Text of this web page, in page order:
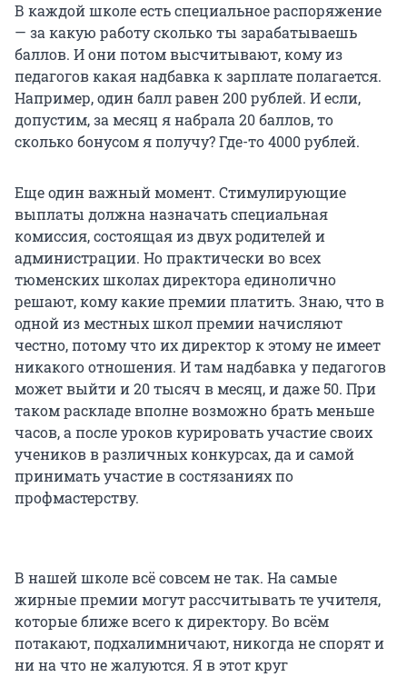
В каждой школе есть специальное распоряжение
— за какую работу сколько ты зарабатываешь
баллов. И они потом высчитывают, кому из
педагогов какая надбавка к зарплате полагается.
Например, один балл равен 200 рублей. И если,
допустим, за месяц я набрала 20 баллов, то
сколько бонусом я получу? Где-то 4000 рублей.
Еще один важный момент. Стимулирующие
выплаты должна назначать специальная
комиссия, состоящая из двух родителей и
администрации. Но практически во всех
тюменских школах директора единолично
решают, кому какие премии платить. Знаю, что в
одной из местных школ премии начисляют
честно, потому что их директор к этому не имеет
никакого отношения. И там надбавка у педагогов
может выйти и 20 тысяч в месяц, и даже 50. При
таком раскладе вполне возможно брать меньше
часов, а после уроков курировать участие своих
учеников в различных конкурсах, да и самой
принимать участие в состязаниях по
профмастерству.
В нашей школе всё совсем не так. На самые
жирные премии могут рассчитывать те учителя,
которые ближе всего к директору. Во всём
потакают, подхалимничают, никогда не спорят и
ни на что не жалуются. Я в этот круг